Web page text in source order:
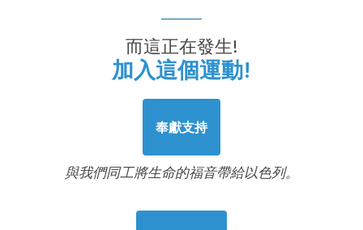
而這正在發生!
加入這個運動!
奉獻支持
與我們同工將生命的福音帶給以色列。